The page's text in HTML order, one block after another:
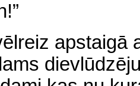
apstaigā